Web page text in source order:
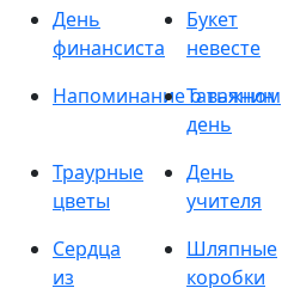
День
финансиста
Букет
невесте
Напоминание о важном
Татьянин
день
Траурные
цветы
День
учителя
Сердца
из
Шляпные
коробки